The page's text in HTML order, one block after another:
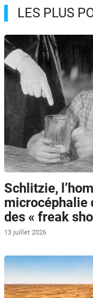
LES PLUS
Schlitzie,
microcéphalie
des « freak
13 juillet 2026